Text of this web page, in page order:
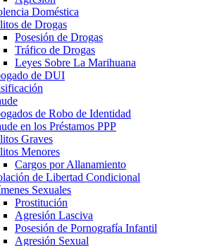
Doméstica
de Drogas
Posesión de Drogas
Tráfico de Drogas
Leyes Sobre La Marihuana
de DUI
de Robo de Identidad
en los Préstamos PPP
Graves
Menores
Cargos por Allanamiento
de Libertad Condicional
Sexuales
Prostitución
Agresión Lasciva
Posesión de Pornografía Infantil
Agresión Sexual